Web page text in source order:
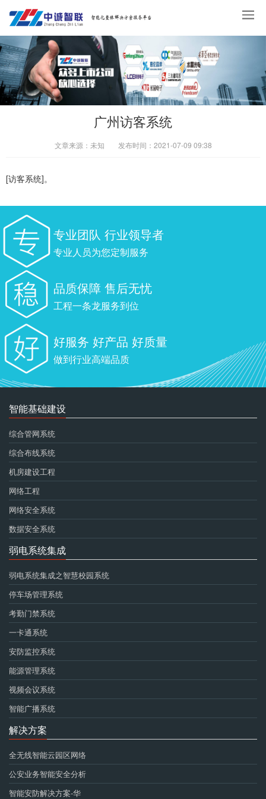
广州访客系统
文章来源： 未知 发布时间： 2021-07-09 09:38
[访客系统]。
专业团队 行业领导者
专业人员为您定制服务
品质保障 售后无忧
工程一条龙服务到位
好服务 好产品 好质量
做到行业高端品质
智能基础建设
综合管网系统
综合布线系统
机房建设工程
网络工程
网络安全系统
数据安全系统
弱电系统集成
弱电系统集成之智慧校园系统
停车场管理系统
考勤门禁系统
一卡通系统
安防监控系统
能源管理系统
视频会议系统
智能广播系统
解决方案
全无线智能云园区网络
公安业务智能安全分析
智能安防解决方案-华